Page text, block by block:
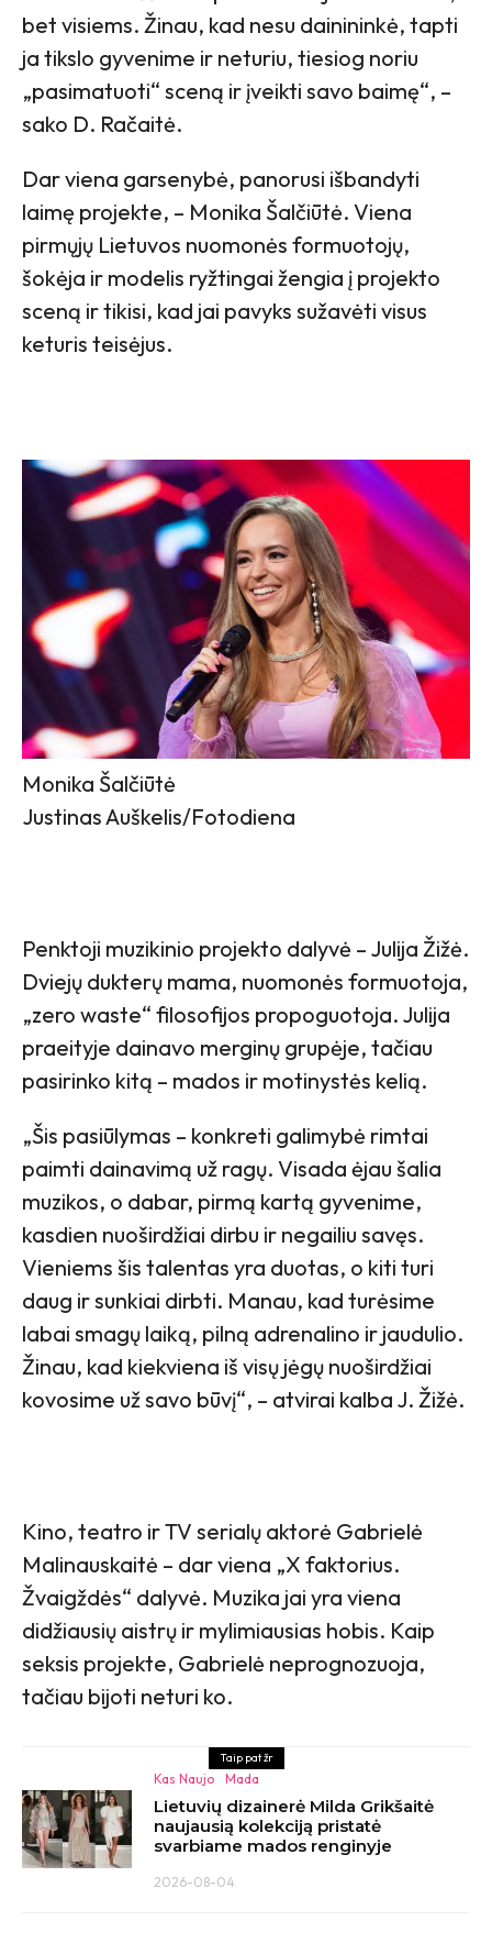
bet visiems. Žinau, kad nesu dainininkė, tapti
ja tikslo gyvenime ir neturiu, tiesiog noriu
„pasimatuoti“ sceną ir įveikti savo baimę“, –
sako D. Račaitė.
Dar viena garsenybė, panorusi išbandyti
laimę projekte, – Monika Šalčiūtė. Viena
pirmųjų Lietuvos nuomonės formuotojų,
šokėja ir modelis ryžtingai žengia į projekto
sceną ir tikisi, kad jai pavyks sužavėti visus
keturis teisėjus.
Monika Šalčiūtė
Justinas Auškelis/Fotodiena
Penktoji muzikinio projekto dalyvė – Julija Žižė.
Dviejų dukterų mama, nuomonės formuotoja,
„zero waste“ filosofijos propoguotoja. Julija
praeityje dainavo merginų grupėje, tačiau
pasirinko kitą – mados ir motinystės kelią.
„Šis pasiūlymas – konkreti galimybė rimtai
paimti dainavimą už ragų. Visada ėjau šalia
muzikos, o dabar, pirmą kartą gyvenime,
kasdien nuoširdžiai dirbu ir negailiu savęs.
Vieniems šis talentas yra duotas, o kiti turi
daug ir sunkiai dirbti. Manau, kad turėsime
labai smagų laiką, pilną adrenalino ir jaudulio.
Žinau, kad kiekviena iš visų jėgų nuoširdžiai
kovosime už savo būvį“, – atvirai kalba J. Žižė.
Kino, teatro ir TV serialų aktorė Gabrielė
Malinauskaitė – dar viena „X faktorius.
Žvaigždės“ dalyvė. Muzika jai yra viena
didžiausių aistrų ir mylimiausias hobis. Kaip
seksis projekte, Gabrielė neprognozuoja,
tačiau bijoti neturi ko.
Taip pat žr
Kas Naujo Mada
Lietuvių dizainerė Milda Grikšaitė
naujausią kolekciją pristatė
svarbiame mados renginyje
2026-08-04